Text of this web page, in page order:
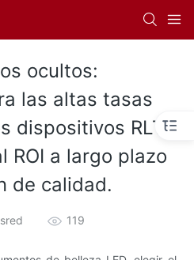
ocultos:
las altas tasas
dispositivos RLT
ROI a largo plazo
de calidad.
119